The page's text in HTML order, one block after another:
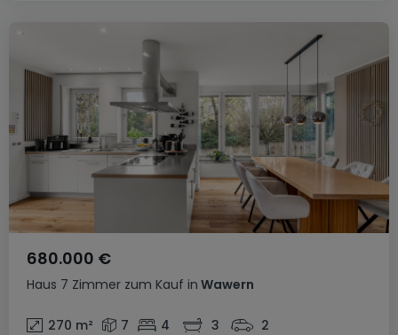
Haus 7 Zimmer zum Kauf in Wawern
680.000 €
270 m² 7 4 3 2